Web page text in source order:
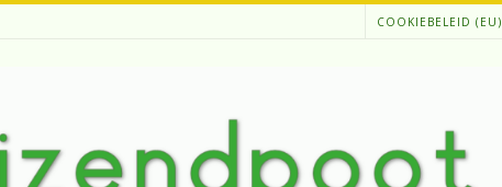
COOKIEBELEID (EU)